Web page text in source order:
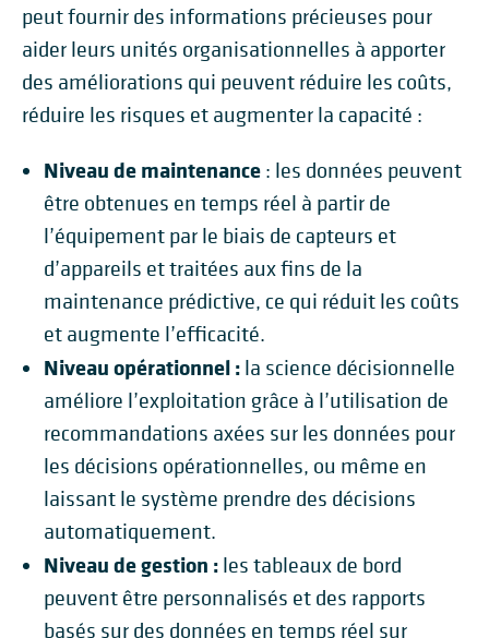
peut fournir des informations précieuses pour
aider leurs unités organisationnelles à apporter
des améliorations qui peuvent réduire les coûts,
réduire les risques et augmenter la capacité :
Niveau de maintenance : les données peuvent
être obtenues en temps réel à partir de
l’équipement par le biais de capteurs et
d’appareils et traitées aux fins de la
maintenance prédictive, ce qui réduit les coûts
et augmente l’efficacité.
Niveau opérationnel : la science décisionnelle
améliore l’exploitation grâce à l’utilisation de
recommandations axées sur les données pour
les décisions opérationnelles, ou même en
laissant le système prendre des décisions
automatiquement.
Niveau de gestion : les tableaux de bord
peuvent être personnalisés et des rapports
basés sur des données en temps réel sur